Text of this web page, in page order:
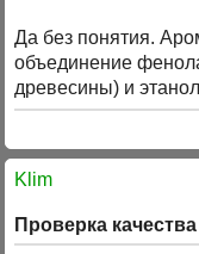
Да без понятия.
объединение
древесины) и
Klim
Проверка